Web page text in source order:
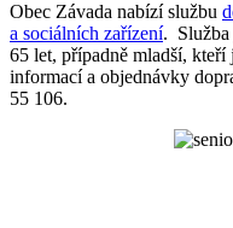
Obec Závada nabízí službu
a sociálních zařízení. Služba
65 let, případně mladší,
informací a objednávky
55 106.